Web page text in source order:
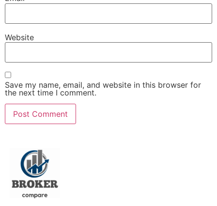
Website
Save my name, email, and website in this browser for
the next time I comment.